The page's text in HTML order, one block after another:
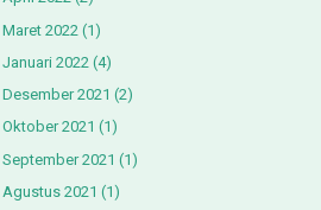
Maret 2022 (1)
Januari 2022 (4)
Desember 2021 (2)
Oktober 2021 (1)
September 2021 (1)
Agustus 2021 (1)